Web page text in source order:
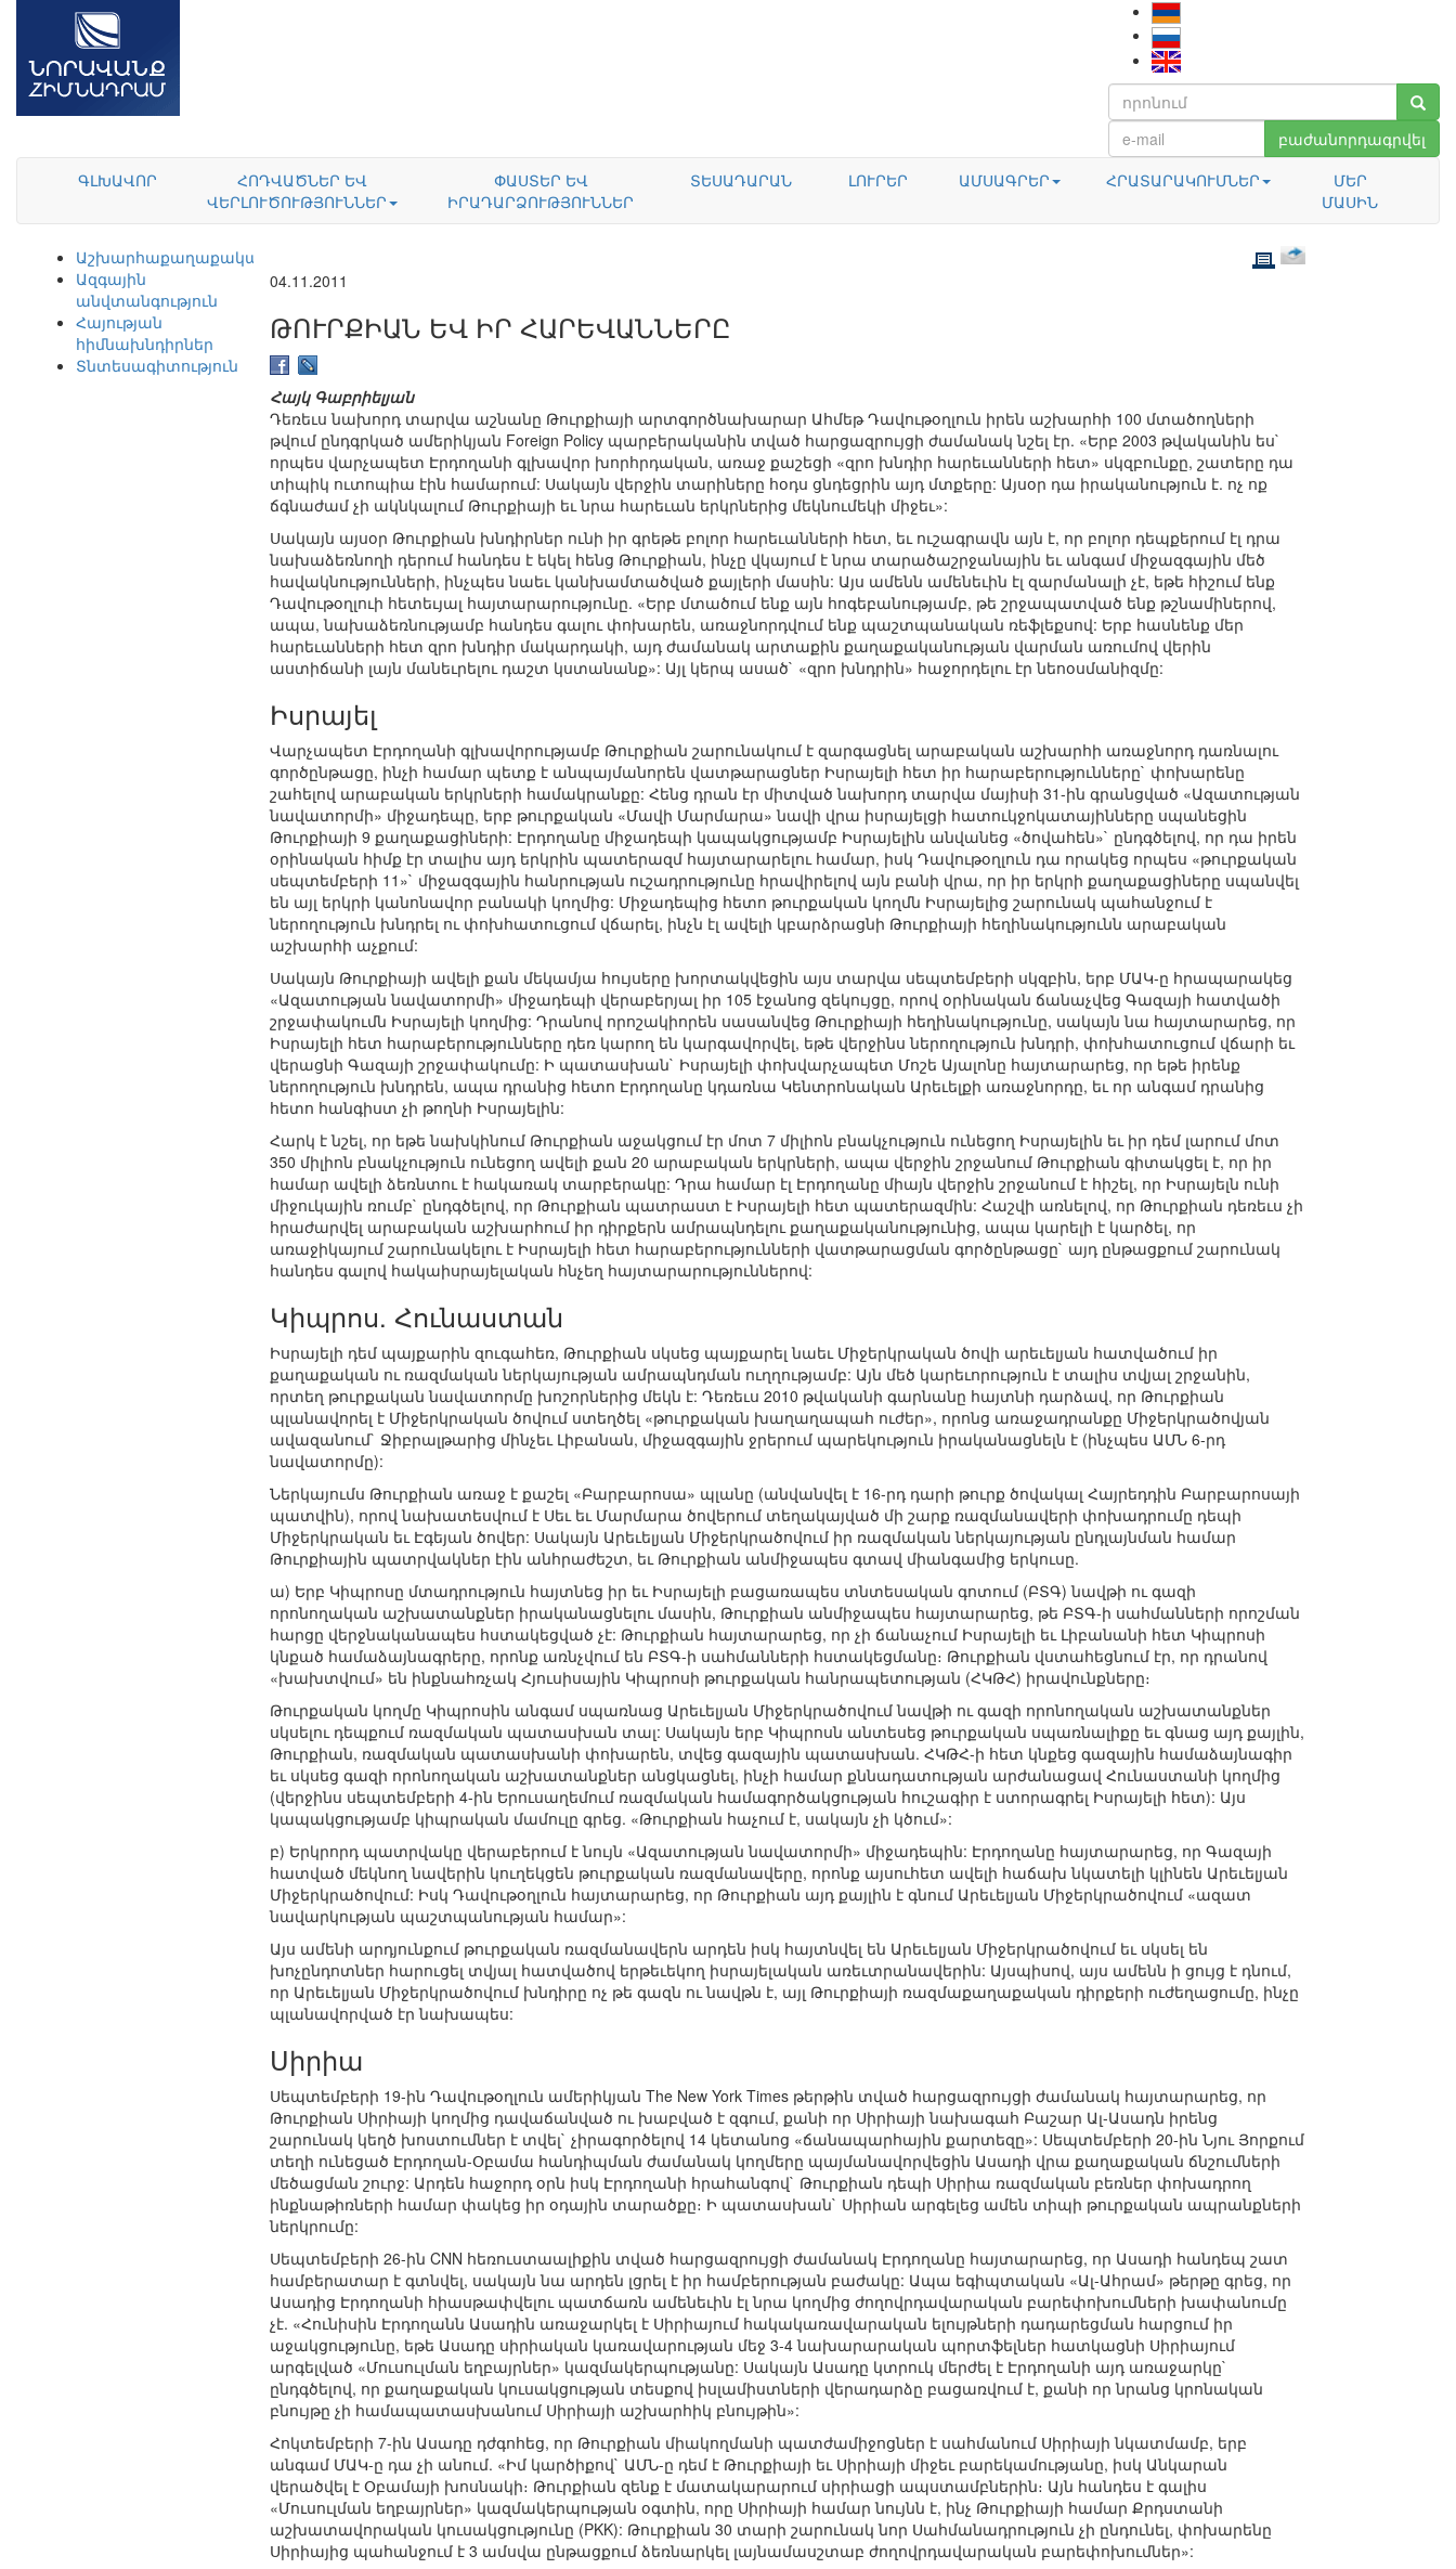
բաժանորդագրվել
ԳԼԽԱՎՈՐ
ՀՈԴՎԱԾՆԵՐ ԵՎ
ՎԵՐԼՈՒԾՈՒԹՅՈՒՆՆԵՐ
ՓԱՍՏԵՐ ԵՎ
ԻՐԱԴԱՐՁՈՒԹՅՈՒՆՆԵՐ
ՏԵՍԱԴԱՐԱՆ ԼՈՒՐԵՐ ԱՄՍԱԳՐԵՐ ՀՐԱՏԱՐԱԿՈՒՄՆԵՐ
ՄԵՐ
ՄԱՍԻՆ
Աշխարհաքաղաքականություն
Ազգային
անվտանգություն
Հայության
հիմնախնդիրներ
Տնտեսագիտություն
04.11.2011
ԹՈՒՐՔԻԱՆ ԵՎ ԻՐ ՀԱՐԵՎԱՆՆԵՐԸ
Հայկ Գաբրիելյան
Դեռեւս նախորդ տարվա աշնանը Թուրքիայի արտգործնախարար Ահմեթ Դավութօղլուն իրեն աշխարհի 100 մտածողների
թվում ընդգրկած ամերիկյան Foreign Policy պարբերականին տված հարցազրույցի ժամանակ նշել էր. «Երբ 2003 թվականին ես`
որպես վարչապետ Էրդողանի գլխավոր խորհրդական, առաջ քաշեցի «զրո խնդիր հարեւանների հետ» սկզբունքը, շատերը դա
տիպիկ ուտոպիա էին համարում: Սակայն վերջին տարիները հօդս ցնդեցրին այդ մտքերը: Այսօր դա իրականություն է. ոչ ոք
ճգնաժամ չի ակնկալում Թուրքիայի եւ նրա հարեւան երկրներից մեկնումեկի միջեւ»:
Սակայն այսօր Թուրքիան խնդիրներ ունի իր գրեթե բոլոր հարեւանների հետ, եւ ուշագրավն այն է, որ բոլոր դեպքերում էլ դրա
նախաձեռնողի դերում հանդես է եկել հենց Թուրքիան, ինչը վկայում է նրա տարածաշրջանային եւ անգամ միջազգային մեծ
հավակնությունների, ինչպես նաեւ կանխամտածված քայլերի մասին: Այս ամենն ամենեւին էլ զարմանալի չէ, եթե հիշում ենք
Դավութօղլուի հետեւյալ հայտարարությունը. «Երբ մտածում ենք այն հոգեբանությամբ, թե շրջապատված ենք թշնամիներով,
ապա, նախաձեռնությամբ հանդես գալու փոխարեն, առաջնորդվում ենք պաշտպանական ռեֆլեքսով: Երբ հասնենք մեր
հարեւանների հետ զրո խնդիր մակարդակի, այդ ժամանակ արտաքին քաղաքականության վարման առումով վերին
աստիճանի լայն մանեւրելու դաշտ կստանանք»: Այլ կերպ ասած` «զրո խնդրին» հաջորդելու էր նեոօսմանիզմը:
Իսրայել
Վարչապետ Էրդողանի գլխավորությամբ Թուրքիան շարունակում է զարգացնել արաբական աշխարհի առաջնորդ դառնալու
գործընթացը, ինչի համար պետք է անպայմանորեն վատթարացներ Իսրայելի հետ իր հարաբերությունները` փոխարենը
շահելով արաբական երկրների համակրանքը: Հենց դրան էր միտված նախորդ տարվա մայիսի 31-ին գրանցված «Ազատության
նավատորմի» միջադեպը, երբ թուրքական «Մավի Մարմարա» նավի վրա իսրայելցի հատուկջոկատայինները սպանեցին
Թուրքիայի 9 քաղաքացիների: Էրդողանը միջադեպի կապակցությամբ Իսրայելին անվանեց «ծովահեն»` ընդգծելով, որ դա իրեն
օրինական հիմք էր տալիս այդ երկրին պատերազմ հայտարարելու համար, իսկ Դավութօղլուն դա որակեց որպես «թուրքական
սեպտեմբերի 11»` միջազգային հանրության ուշադրությունը հրավիրելով այն բանի վրա, որ իր երկրի քաղաքացիները սպանվել
են այլ երկրի կանոնավոր բանակի կողմից: Միջադեպից հետո թուրքական կողմն Իսրայելից շարունակ պահանջում է
ներողություն խնդրել ու փոխհատուցում վճարել, ինչն էլ ավելի կբարձրացնի Թուրքիայի հեղինակությունն արաբական
աշխարհի աչքում:
Սակայն Թուրքիայի ավելի քան մեկամյա հույսերը խորտակվեցին այս տարվա սեպտեմբերի սկզբին, երբ ՄԱԿ-ը հրապարակեց
«Ազատության նավատորմի» միջադեպի վերաբերյալ իր 105 էջանոց զեկույցը, որով օրինական ճանաչվեց Գազայի հատվածի
շրջափակումն Իսրայելի կողմից: Դրանով որոշակիորեն սասանվեց Թուրքիայի հեղինակությունը, սակայն նա հայտարարեց, որ
Իսրայելի հետ հարաբերությունները դեռ կարող են կարգավորվել, եթե վերջինս ներողություն խնդրի, փոխհատուցում վճարի եւ
վերացնի Գազայի շրջափակումը: Ի պատասխան` Իսրայելի փոխվարչապետ Մոշե Այալոնը հայտարարեց, որ եթե իրենք
ներողություն խնդրեն, ապա դրանից հետո Էրդողանը կդառնա Կենտրոնական Արեւելքի առաջնորդը, եւ որ անգամ դրանից
հետո հանգիստ չի թողնի Իսրայելին:
Հարկ է նշել, որ եթե նախկինում Թուրքիան աջակցում էր մոտ 7 միլիոն բնակչություն ունեցող Իսրայելին եւ իր դեմ լարում մոտ
350 միլիոն բնակչություն ունեցող ավելի քան 20 արաբական երկրների, ապա վերջին շրջանում Թուրքիան գիտակցել է, որ իր
համար ավելի ձեռնտու է հակառակ տարբերակը: Դրա համար էլ Էրդողանը միայն վերջին շրջանում է հիշել, որ Իսրայելն ունի
միջուկային ռումբ` ընդգծելով, որ Թուրքիան պատրաստ է Իսրայելի հետ պատերազմին: Հաշվի առնելով, որ Թուրքիան դեռեւս չի
հրաժարվել արաբական աշխարհում իր դիրքերն ամրապնդելու քաղաքականությունից, ապա կարելի է կարծել, որ
առաջիկայում շարունակելու է Իսրայելի հետ հարաբերությունների վատթարացման գործընթացը` այդ ընթացքում շարունակ
հանդես գալով հակաիսրայելական հնչեղ հայտարարություններով:
Կիպրոս. Հունաստան
Իսրայելի դեմ պայքարին զուգահեռ, Թուրքիան սկսեց պայքարել նաեւ Միջերկրական ծովի արեւելյան հատվածում իր
քաղաքական ու ռազմական ներկայության ամրապնդման ուղղությամբ: Այն մեծ կարեւորություն է տալիս տվյալ շրջանին,
որտեղ թուրքական նավատորմը խոշորներից մեկն է: Դեռեւս 2010 թվականի գարնանը հայտնի դարձավ, որ Թուրքիան
պլանավորել է Միջերկրական ծովում ստեղծել «թուրքական խաղաղապահ ուժեր», որոնց առաջադրանքը Միջերկրածովյան
ավազանում` Ջիբրալթարից մինչեւ Լիբանան, միջազգային ջրերում պարեկություն իրականացնելն է (ինչպես ԱՄՆ 6-րդ
նավատորմը):
Ներկայումս Թուրքիան առաջ է քաշել «Բարբարոսա» պլանը (անվանվել է 16-րդ դարի թուրք ծովակալ Հայրեդդին Բարբարոսայի
պատվին), որով նախատեսվում է Սեւ եւ Մարմարա ծովերում տեղակայված մի շարք ռազմանավերի փոխադրումը դեպի
Միջերկրական եւ Էգեյան ծովեր: Սակայն Արեւելյան Միջերկրածովում իր ռազմական ներկայության ընդլայնման համար
Թուրքիային պատրվակներ էին անհրաժեշտ, եւ Թուրքիան անմիջապես գտավ միանգամից երկուսը.
ա) Երբ Կիպրոսը մտադրություն հայտնեց իր եւ Իսրայելի բացառապես տնտեսական գոտում (ԲՏԳ) նավթի ու գազի
որոնողական աշխատանքներ իրականացնելու մասին, Թուրքիան անմիջապես հայտարարեց, թե ԲՏԳ-ի սահմանների որոշման
հարցը վերջնականապես հստակեցված չէ: Թուրքիան հայտարարեց, որ չի ճանաչում Իսրայելի եւ Լիբանանի հետ Կիպրոսի
կնքած համաձայնագրերը, որոնք առնչվում են ԲՏԳ-ի սահմանների հստակեցմանը։ Թուրքիան վստահեցնում էր, որ դրանով
«խախտվում» են ինքնահռչակ Հյուսիսային Կիպրոսի թուրքական հանրապետության (ՀԿԹՀ) իրավունքները։
Թուրքական կողմը Կիպրոսին անգամ սպառնաց Արեւելյան Միջերկրածովում նավթի ու գազի որոնողական աշխատանքներ
սկսելու դեպքում ռազմական պատասխան տալ: Սակայն երբ Կիպրոսն անտեսեց թուրքական սպառնալիքը եւ գնաց այդ քայլին,
Թուրքիան, ռազմական պատասխանի փոխարեն, տվեց գազային պատասխան. ՀԿԹՀ-ի հետ կնքեց գազային համաձայնագիր
եւ սկսեց գազի որոնողական աշխատանքներ անցկացնել, ինչի համար քննադատության արժանացավ Հունաստանի կողմից
(վերջինս սեպտեմբերի 4-ին Երուսաղեմում ռազմական համագործակցության հուշագիր է ստորագրել Իսրայելի հետ): Այս
կապակցությամբ կիպրական մամուլը գրեց. «Թուրքիան հաչում է, սակայն չի կծում»:
բ) Երկրորդ պատրվակը վերաբերում է նույն «Ազատության նավատորմի» միջադեպին: Էրդողանը հայտարարեց, որ Գազայի
հատված մեկնող նավերին կուղեկցեն թուրքական ռազմանավերը, որոնք այսուհետ ավելի հաճախ նկատելի կլինեն Արեւելյան
Միջերկրածովում: Իսկ Դավութօղլուն հայտարարեց, որ Թուրքիան այդ քայլին է գնում Արեւելյան Միջերկրածովում «ազատ
նավարկության պաշտպանության համար»:
Այս ամենի արդյունքում թուրքական ռազմանավերն արդեն իսկ հայտնվել են Արեւելյան Միջերկրածովում եւ սկսել են
խոչընդոտներ հարուցել տվյալ հատվածով երթեւեկող իսրայելական առեւտրանավերին: Այսպիսով, այս ամենն ի ցույց է դնում,
որ Արեւելյան Միջերկրածովում խնդիրը ոչ թե գազն ու նավթն է, այլ Թուրքիայի ռազմաքաղաքական դիրքերի ուժեղացումը, ինչը
պլանավորված էր նախապես:
Սիրիա
Սեպտեմբերի 19-ին Դավութօղլուն ամերիկյան The New York Times թերթին տված հարցազրույցի ժամանակ հայտարարեց, որ
Թուրքիան Սիրիայի կողմից դավաճանված ու խաբված է զգում, քանի որ Սիրիայի նախագահ Բաշար Ալ-Ասադն իրենց
շարունակ կեղծ խոստումներ է տվել` չիրագործելով 14 կետանոց «ճանապարհային քարտեզը»: Սեպտեմբերի 20-ին Նյու Յորքում
տեղի ունեցած Էրդողան-Օբամա հանդիպման ժամանակ կողմերը պայմանավորվեցին Ասադի վրա քաղաքական ճնշումների
մեծացման շուրջ: Արդեն հաջորդ օրն իսկ Էրդողանի հրահանգով` Թուրքիան դեպի Սիրիա ռազմական բեռներ փոխադրող
ինքնաթիռների համար փակեց իր օդային տարածքը։ Ի պատասխան` Սիրիան արգելեց ամեն տիպի թուրքական ապրանքների
ներկրումը:
Սեպտեմբերի 26-ին CNN հեռուստաալիքին տված հարցազրույցի ժամանակ Էրդողանը հայտարարեց, որ Ասադի հանդեպ շատ
համբերատար է գտնվել, սակայն նա արդեն լցրել է իր համբերության բաժակը: Ապա եգիպտական «Ալ-Ահրամ» թերթը գրեց, որ
Ասադից Էրդողանի հիասթափվելու պատճառն ամենեւին էլ նրա կողմից ժողովրդավարական բարեփոխումների խափանումը
չէ. «Հունիսին Էրդողանն Ասադին առաջարկել է Սիրիայում հակակառավարական ելույթների դադարեցման հարցում իր
աջակցությունը, եթե Ասադը սիրիական կառավարության մեջ 3-4 նախարարական պորտֆելներ հատկացնի Սիրիայում
արգելված «Մուսուլման եղբայրներ» կազմակերպությանը: Սակայն Ասադը կտրուկ մերժել է Էրդողանի այդ առաջարկը`
ընդգծելով, որ քաղաքական կուսակցության տեսքով իսլամիստների վերադարձը բացառվում է, քանի որ նրանց կրոնական
բնույթը չի համապատասխանում Սիրիայի աշխարհիկ բնույթին»:
Հոկտեմբերի 7-ին Ասադը դժգոհեց, որ Թուրքիան միակողմանի պատժամիջոցներ է սահմանում Սիրիայի նկատմամբ, երբ
անգամ ՄԱԿ-ը դա չի անում. «Իմ կարծիքով` ԱՄՆ-ը դեմ է Թուրքիայի եւ Սիրիայի միջեւ բարեկամությանը, իսկ Անկարան
վերածվել է Օբամայի խոսնակի։ Թուրքիան զենք է մատակարարում սիրիացի ապստամբներին։ Այն հանդես է գալիս
«Մուսուլման եղբայրներ» կազմակերպության օգտին, որը Սիրիայի համար նույնն է, ինչ Թուրքիայի համար Քրդստանի
աշխատավորական կուսակցությունը (PKK): Թուրքիան 30 տարի շարունակ նոր Սահմանադրություն չի ընդունել, փոխարենը
Սիրիայից պահանջում է 3 ամսվա ընթացքում ձեռնարկել լայնամասշտաբ ժողովրդավարական բարեփոխումներ»: